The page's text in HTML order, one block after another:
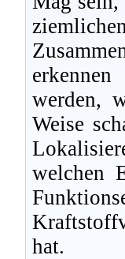
werden,
Weise
welchen
hat.